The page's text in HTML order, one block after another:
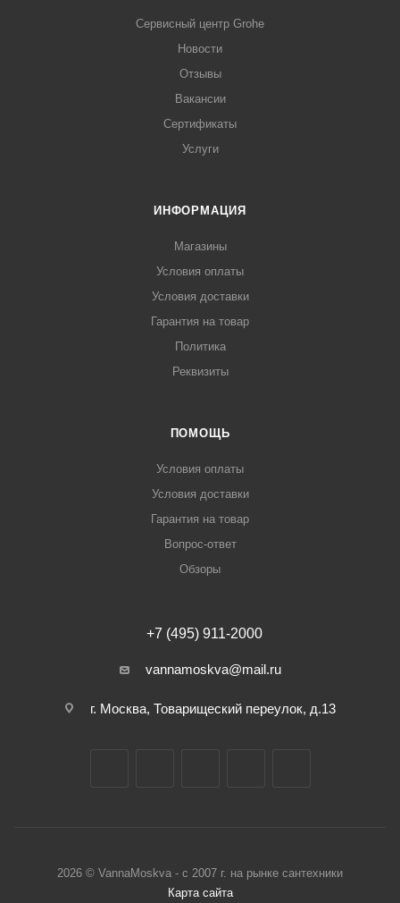
Сервисный центр Grohe
Новости
Отзывы
Вакансии
Сертификаты
Услуги
ИНФОРМАЦИЯ
Магазины
Условия оплаты
Условия доставки
Гарантия на товар
Политика
Реквизиты
ПОМОЩЬ
Условия оплаты
Условия доставки
Гарантия на товар
Вопрос-ответ
Обзоры
+7 (495) 911-2000
vannamoskva@mail.ru
г. Москва, Товарищеский переулок, д.13
2026 © VannaMoskva - с 2007 г. на рынке сантехники
Карта сайта